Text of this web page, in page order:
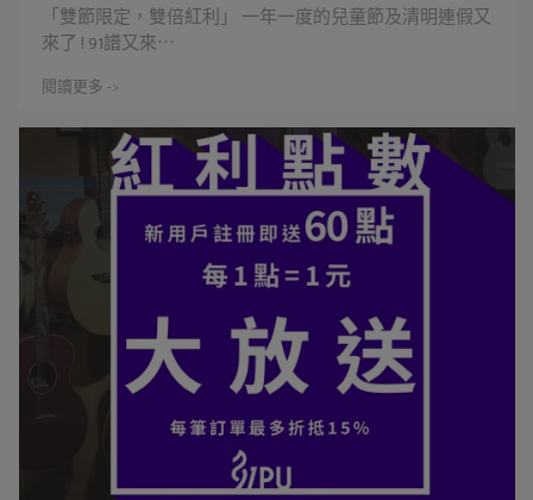
「雙節限定，雙倍紅利」 一年一度的兒童節及清明連假又
來了 ! 91譜又來⋯
閱讀更多 ->